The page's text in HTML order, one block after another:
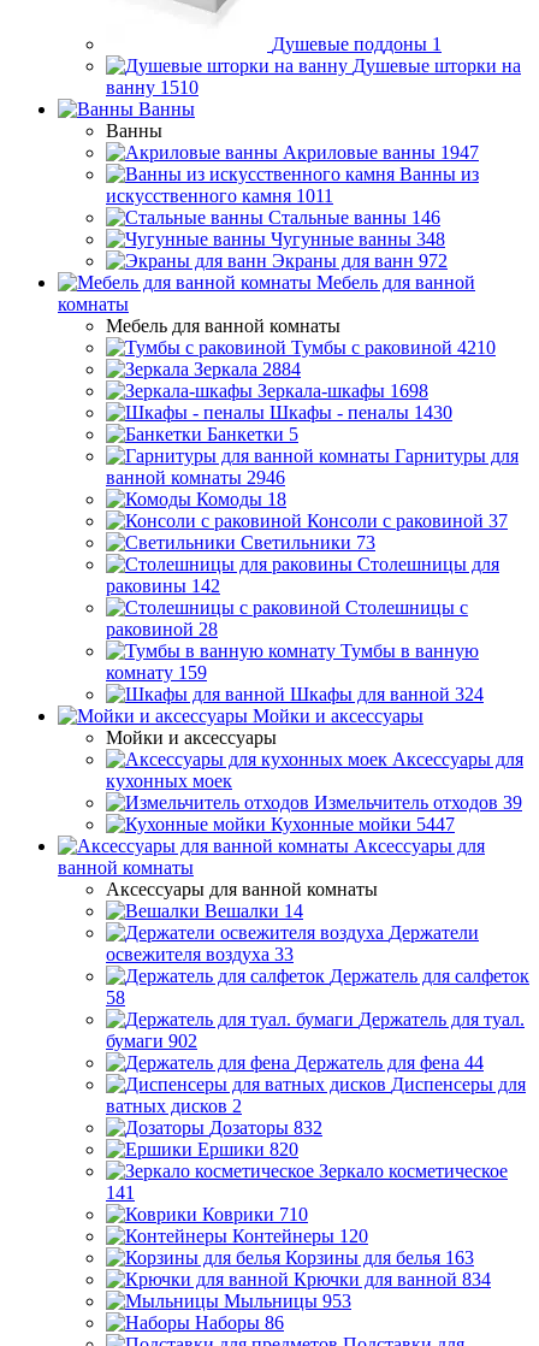
Душевые поддоны 1
Душевые шторки на
ванну 1510
Ванны
Ванны
Акриловые ванны 1947
Ванны из
искусственного камня 1011
Стальные ванны 146
Чугунные ванны 348
Экраны для ванн 972
Мебель для ванной
комнаты
Мебель для ванной комнаты
Тумбы с раковиной 4210
Зеркала 2884
Зеркала-шкафы 1698
Шкафы - пеналы 1430
Банкетки 5
Гарнитуры для
ванной комнаты 2946
Комоды 18
Консоли с раковиной 37
Светильники 73
Столешницы для
раковины 142
Столешницы с
раковиной 28
Тумбы в ванную
комнату 159
Шкафы для ванной 324
Мойки и аксессуары
Мойки и аксессуары
Аксессуары для
кухонных моек
Измельчитель отходов 39
Кухонные мойки 5447
Аксессуары для
ванной комнаты
Аксессуары для ванной комнаты
Вешалки 14
Держатели
освежителя воздуха 33
Держатель для салфеток
58
Держатель для туал.
бумаги 902
Держатель для фена 44
Диспенсеры для
ватных дисков 2
Дозаторы 832
Ершики 820
Зеркало косметическое
141
Коврики 710
Контейнеры 120
Корзины для белья 163
Крючки для ванной 834
Мыльницы 953
Наборы 86